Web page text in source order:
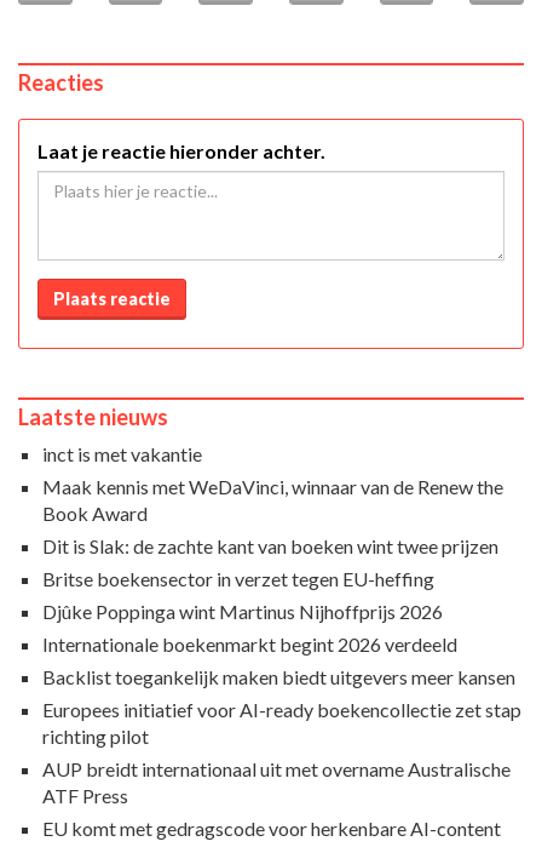
Reacties
Laat je reactie hieronder achter.
Plaats reactie
Laatste nieuws
inct is met vakantie
Maak kennis met WeDaVinci, winnaar van de Renew the
Book Award
Dit is Slak: de zachte kant van boeken wint twee prijzen
Britse boekensector in verzet tegen EU-heffing
Djûke Poppinga wint Martinus Nijhoffprijs 2026
Internationale boekenmarkt begint 2026 verdeeld
Backlist toegankelijk maken biedt uitgevers meer kansen
Europees initiatief voor AI-ready boekencollectie zet stap
richting pilot
AUP breidt internationaal uit met overname Australische
ATF Press
EU komt met gedragscode voor herkenbare AI-content